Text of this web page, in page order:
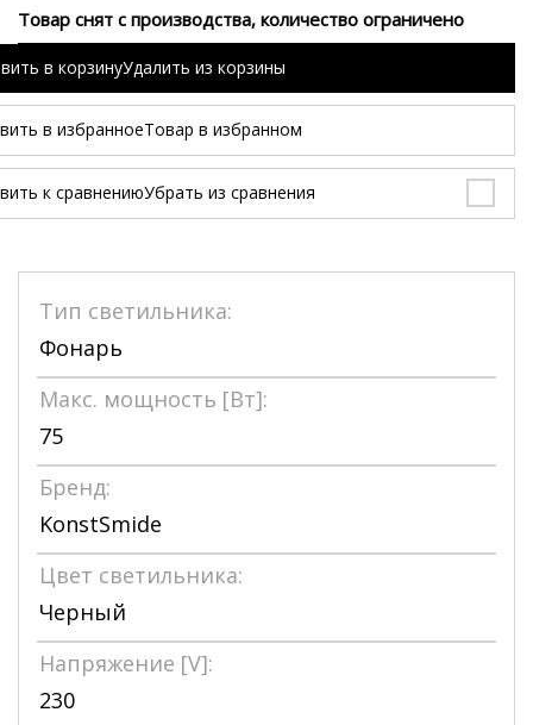
Товар снят с производства, количество ограничено
в корзинуУдалить из корзины
в избранноеТовар в избранном
к сравнениюУбрать из сравнения
Тип светильника:
Фонарь
Макс. мощность [Bт]:
75
Бренд:
KonstSmide
Цвет светильника:
Черный
Напряжение [V]:
230